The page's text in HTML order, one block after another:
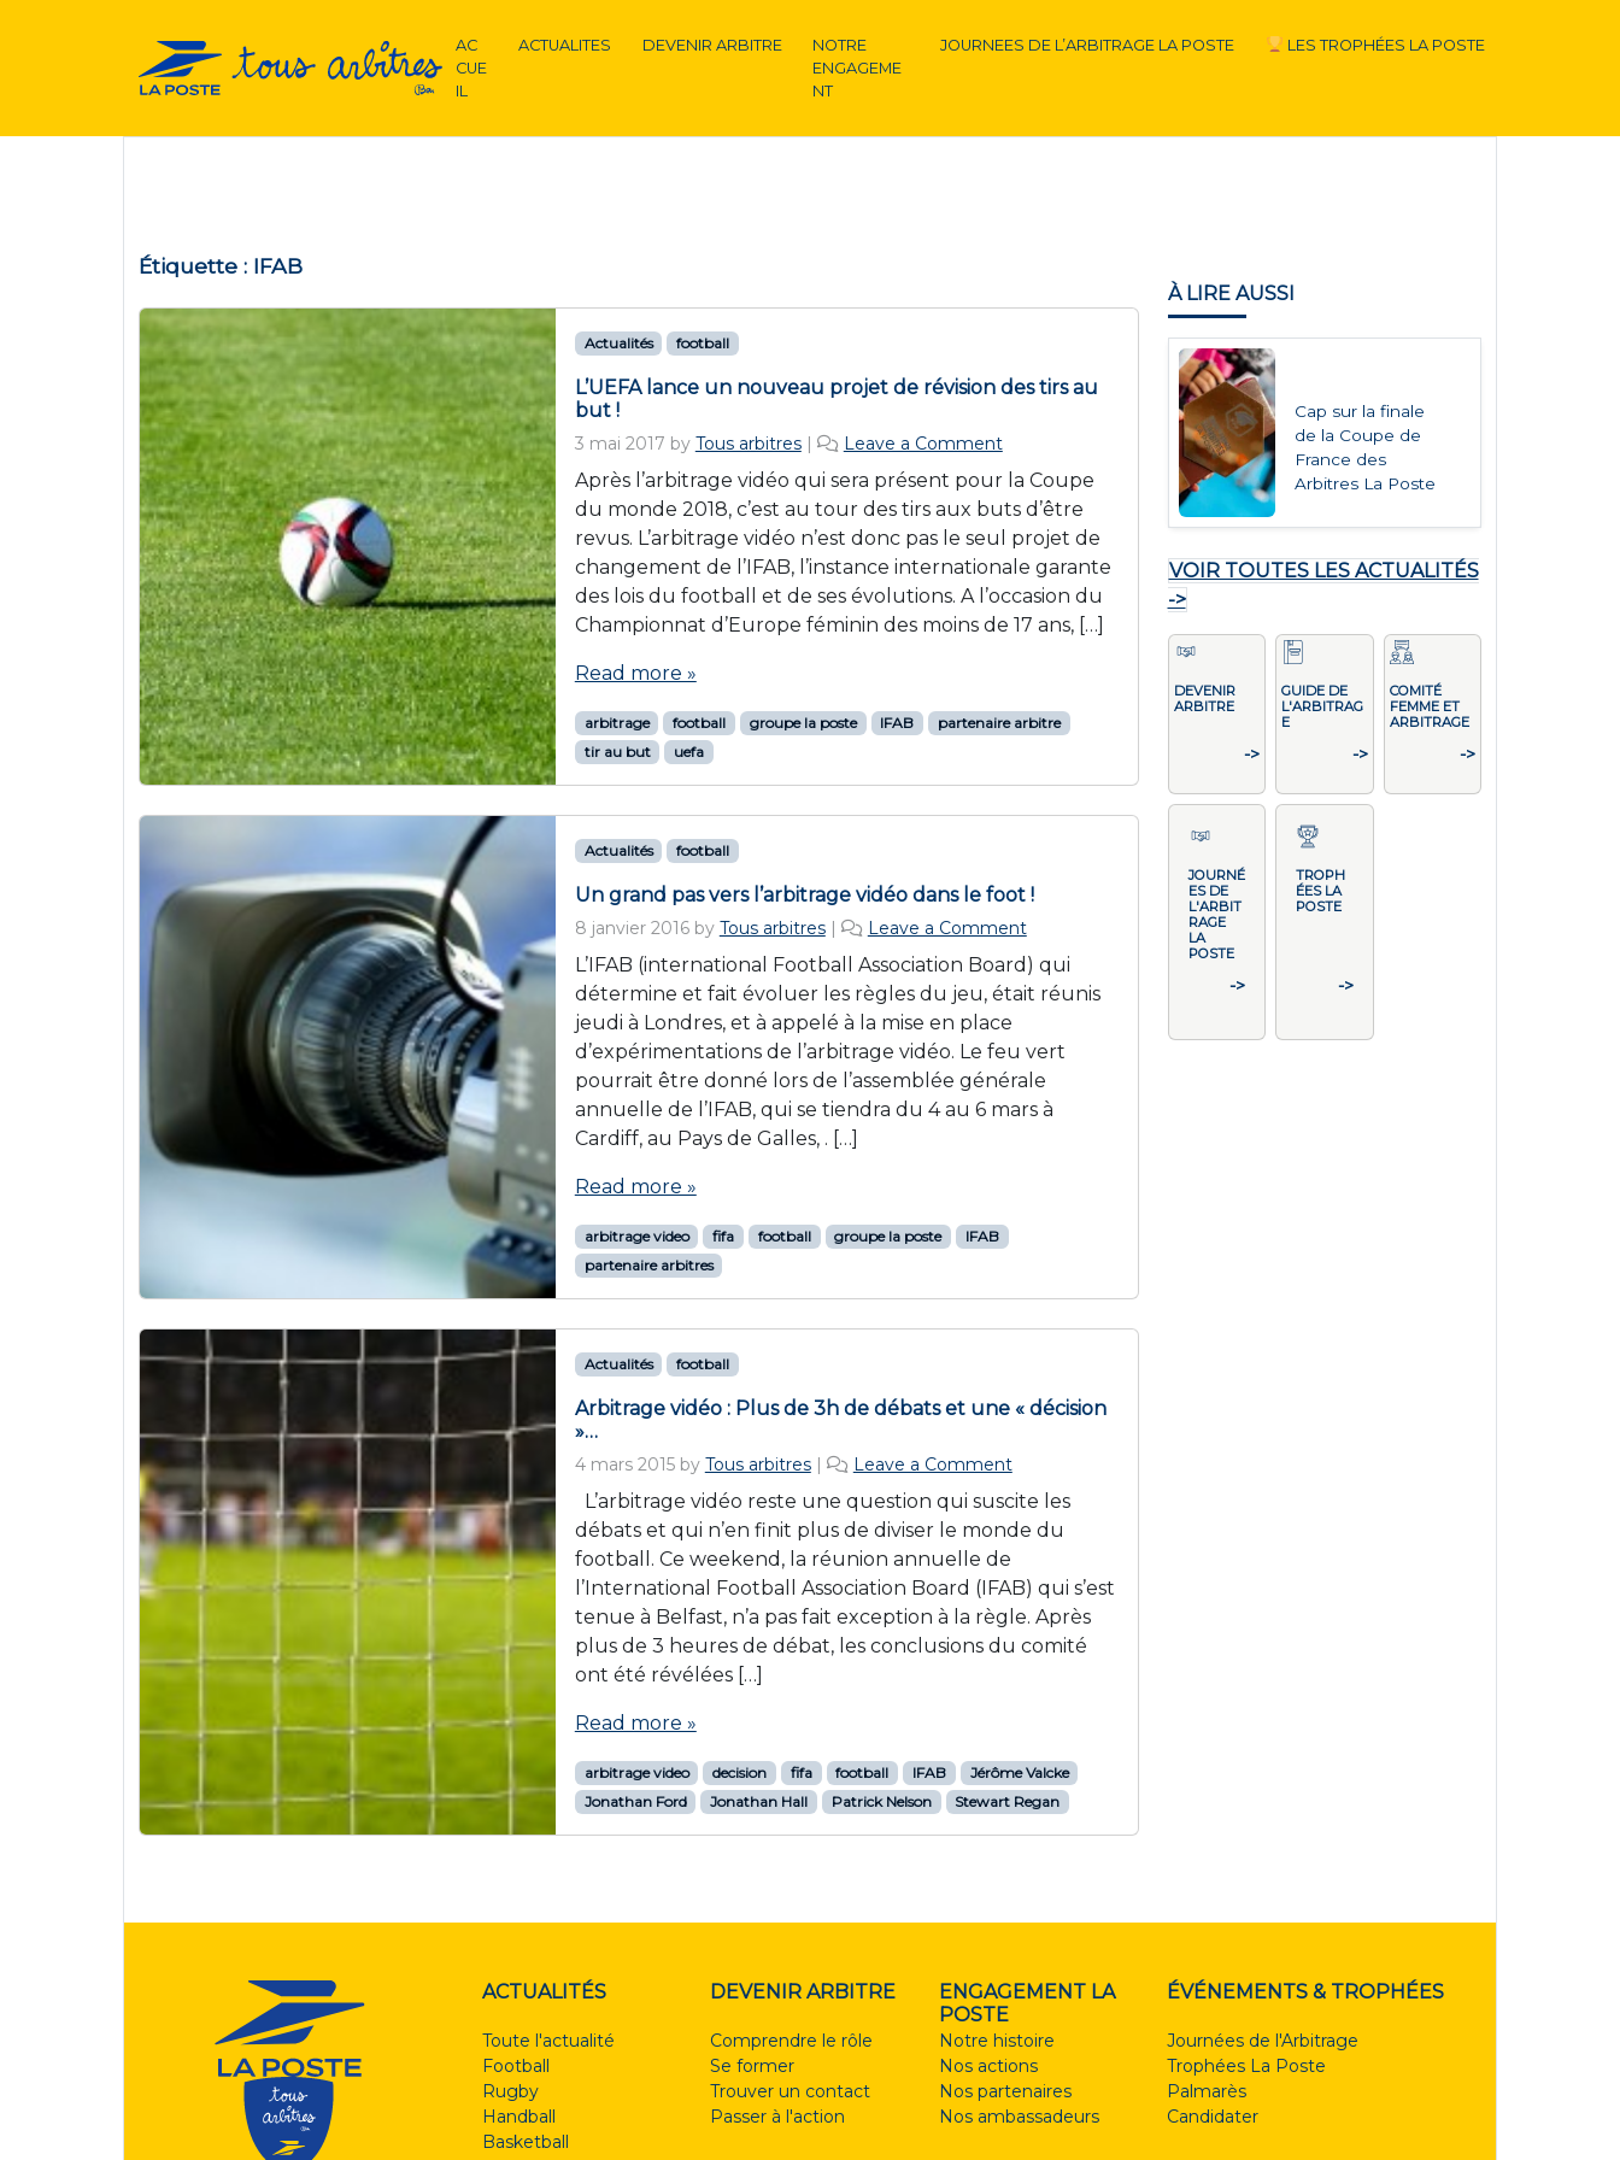
AC
CUE
IL
ACTUALITES DEVENIR ARBITRE
NOTRE
ENGAGEME
NT
JOURNEES DE L’ARBITRAGE LA POSTE LES TROPHÉES LA POSTE
Étiquette : IFAB
Actualités football
L’UEFA lance un nouveau projet de révision des tirs au
but !
3 mai 2017 by Tous arbitres | Leave a Comment
Après l’arbitrage vidéo qui sera présent pour la Coupe
du monde 2018, c’est au tour des tirs aux buts d’être
revus. L’arbitrage vidéo n’est donc pas le seul projet de
changement de l’IFAB, l’instance internationale garante
des lois du football et de ses évolutions. A l’occasion du
Championnat d’Europe féminin des moins de 17 ans, […]
Read more »
arbitrage football groupe la poste IFAB
partenaire arbitre
tir au but
uefa
Actualités football
Un grand pas vers l’arbitrage vidéo dans le foot !
8 janvier 2016by Tous arbitres | Leave a Comment
L’IFAB (international Football Association Board) qui
détermine et fait évoluer les règles du jeu, était réunis
jeudi à Londres, et à appelé à la mise en place
d’expérimentations de l’arbitrage vidéo. Le feu vert
pourrait être donné lors de l’assemblée générale
annuelle de l’IFAB, qui se tiendra du 4 au 6 mars à
Cardiff, au Pays de Galles, . […]
Read more »
arbitrage video fifa football groupe la poste
IFAB
partenaire arbitres
Actualités football
Arbitrage vidéo : Plus de 3h de débats et une « décision
»…
4 mars 2015by Tous arbitres | Leave a Comment
L’arbitrage vidéo reste une question qui suscite les
débats et qui n’en finit plus de diviser le monde du
football. Ce weekend, la réunion annuelle de
l’International Football Association Board (IFAB) qui s’est
tenue à Belfast, n’a pas fait exception à la règle. Après
plus de 3 heures de débat, les conclusions du comité
ont été révélées […]
Read more »
arbitrage video decision fifa football IFAB
Jérôme Valcke
Jonathan Ford
Jonathan Hall Patrick Nelson Stewart Regan
À LIRE AUSSI
Cap sur la finale
de la Coupe de
France des
Arbitres La Poste
VOIR TOUTES LES ACTUALITÉS
->
DEVENIR
ARBITRE
->
GUIDE DE
L'ARBITRAG
E
->
COMITÉ
FEMME ET
ARBITRAGE
->
JOURNÉ
ES DE
L'ARBIT
RAGE
LA
POSTE
->
TROPH
ÉES LA
POSTE
->
ACTUALITÉS
Toute l'actualité
Football
Rugby
Handball
Basketball
DEVENIR ARBITRE
Comprendre le rôle
Se former
Trouver un contact
Passer à l'action
ENGAGEMENT LA
POSTE
Notre histoire
Nos actions
Nos partenaires
Nos ambassadeurs
ÉVÉNEMENTS & TROPHÉES
Journées de l'Arbitrage
Trophées La Poste
Palmarès
Candidater